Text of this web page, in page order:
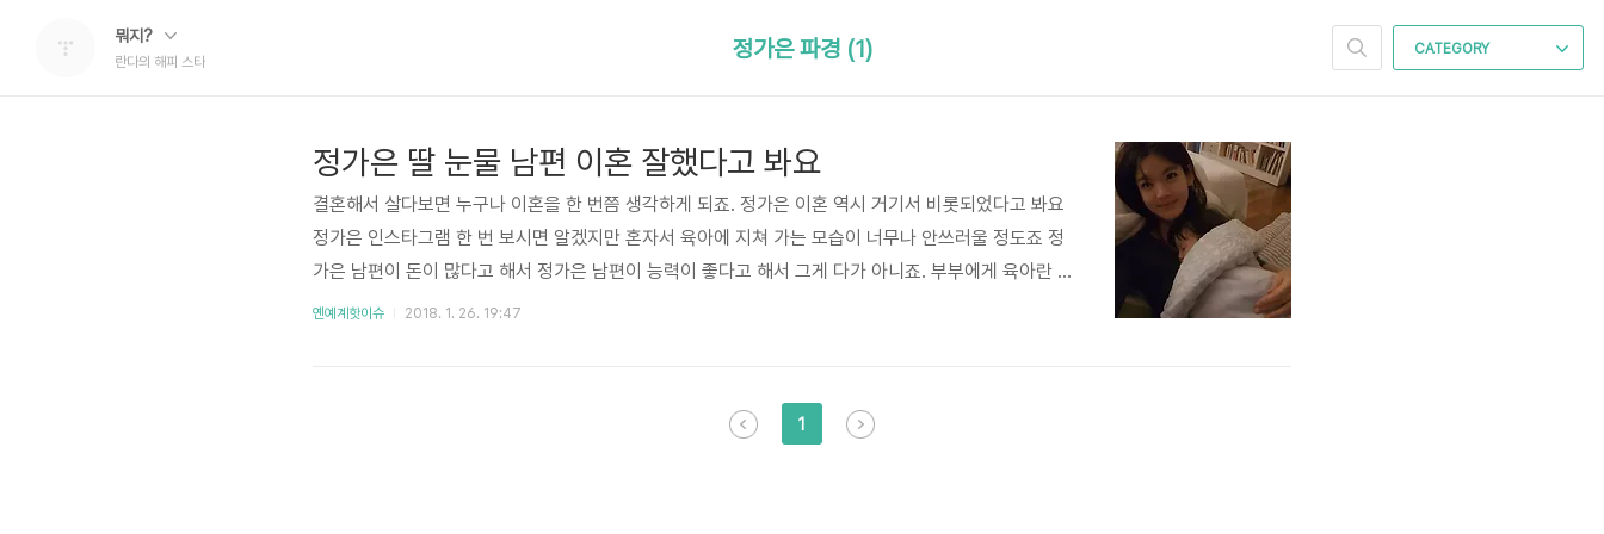
뭐지?
란다의 해피 스타
CATEGORY
정가은 파경 (1)
정가은 딸 눈물 남편 이혼 잘했다고 봐요
결혼해서 살다보면 누구나 이혼을 한 번쯤 생각하게 되죠. 정가은 이혼 역시 거기서 비롯되었다고 봐요
정가은 인스타그램 한 번 보시면 알겠지만 혼자서 육아에 지쳐 가는 모습이 너무나 안쓰러울 정도죠 정
가은 남편이 돈이 많다고 해서 정가은 남편이 능력이 좋다고 해서 그게 다가 아니죠. 부부에게 육아란 공
동의 문제고 서로가 도와주지 않는다면 지쳐가고 견디기 힘든 게 사실이니까요. 전 정가은 이혼 이유가
민하고 심각하게 이혼을 결정했다면 그 존중 전 이해하고 응원해줘야 한다고 봐요. 물론 지난 2016년 1
옌예계핫이슈 2018. 1. 26. 19:47
1